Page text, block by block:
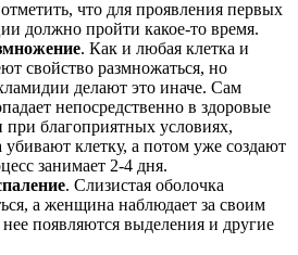
что для проявления первых
должно пройти какое-то время.
. Как и любая клетка и
свойство размножаться, но
делают это иначе. Сам
непосредственно в здоровые
при благоприятных условиях,
убивают клетку, а потом уже создают
занимает 2-4 дня.
. Слизистая оболочка
а женщина наблюдает за своим
появляются выделения и другие